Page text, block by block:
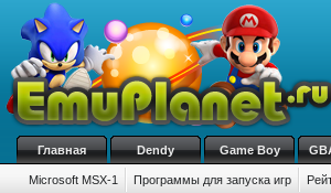
Главная Dendy Game Boy
Microsoft MSX-1 Программы для запуска игр